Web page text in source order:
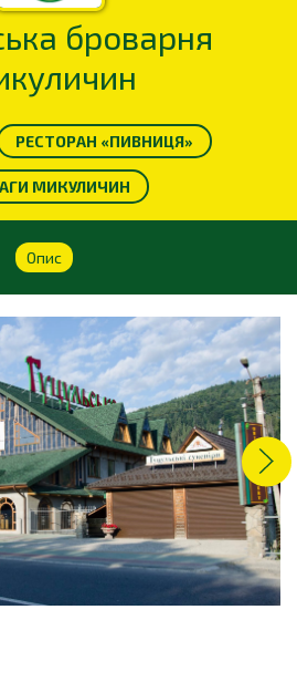
броварня
РЕСТОРАН «ПИВНИЦЯ»
МИКУЛИЧИН
Опис